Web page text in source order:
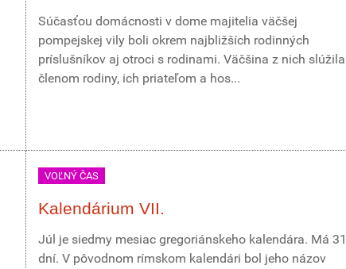
Súčasťou domácnosti v dome majitelia väčšej
pompejskej vily boli okrem najbližších rodinných
príslušníkov aj otroci s rodinami. Väčšina z nich slúžila
členom rodiny, ich priateľom a hos...
VOĽNÝ ČAS
Kalendárium VII.
Júl je siedmy mesiac gregoriánskeho kalendára. Má 31
dní. V pôvodnom rímskom kalendári bol jeho názov